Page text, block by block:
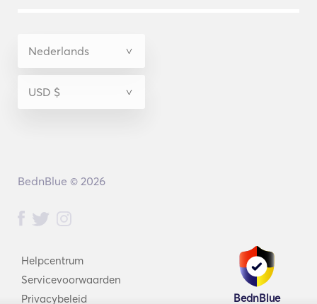
Helpcentrum
Servicevoorwaarden
Privacybeleid
BednBlue
BednBlue © 2026